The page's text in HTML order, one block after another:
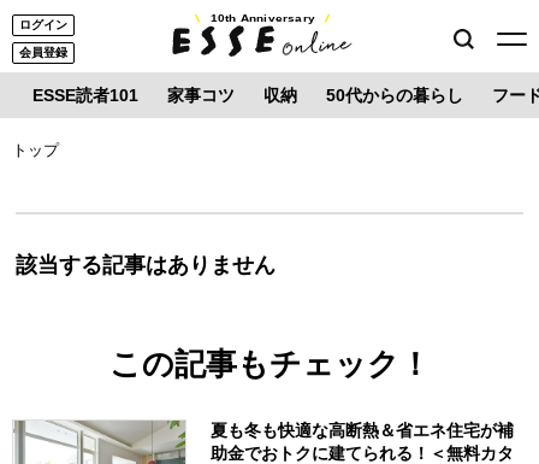
ログイン
会員登録
10th Anniversary
ESSE読者101 家事コツ 収納 50代からの暮らし フー
トップ
該当する記事はありません
この記事もチェック！
夏も冬も快適な高断熱＆省エネ住宅が補
助金でおトクに建てられる！＜無料カタ